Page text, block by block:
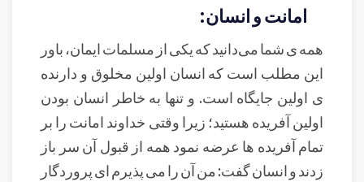
امانت و انسان:
همه ی شما می‌دانید که یکی از مسلمات ایمان، باور
این مطلب است که انسان اولین مخلوق و دارنده
ی اولین جایگاه است. و تنها به خاطر انسان بودن
اولین آفریده هستید؛ زیرا وقتی خداوند امانت را بر
تمام آفریده ها عرضه نمود همه از قبول آن سر باز
زدند و انسان گفت: من آن را می پذیرم ای پروردگار